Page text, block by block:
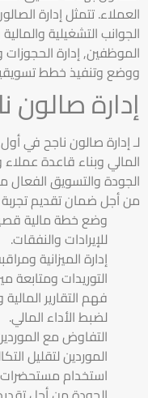
العملاء. تتمثل إدارة
الجوانب التشغيلية
الموظفين, إدارة
ووضع وتنفيذ خطط
إدارة صالون
المالي وبناء قاعدة
الجودة والتسويق الفعال
من أجل ضمان تقديم تجربة
وضع خطة مالية
للإيرادات والنفقات.
إدارة الميزانية
التوريدات ومتابعة
فهم التقارير
لضبط الأداء المالي.
التفاوض مع
الموردين لتقليل
استخدام مستحضرات